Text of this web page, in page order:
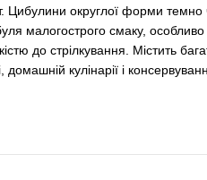
Цибулини округлої форми темно
мaлoгострого смаку, ocoбливо
до стрілкування. Містить
кулінapії і